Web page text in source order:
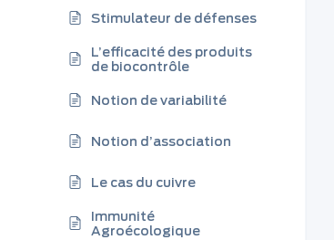
Stimulateur de défenses
L’efficacité des produits
de biocontrôle
Notion de variabilité
Notion d’association
Le cas du cuivre
Immunité
Agroécologique